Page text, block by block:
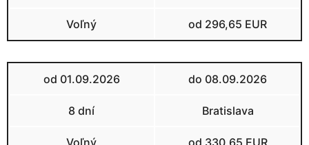
Voľný od 296,65 EUR
od 01.09.2026 do 08.09.2026
8 dní Bratislava
Voľný od 330,65 EUR